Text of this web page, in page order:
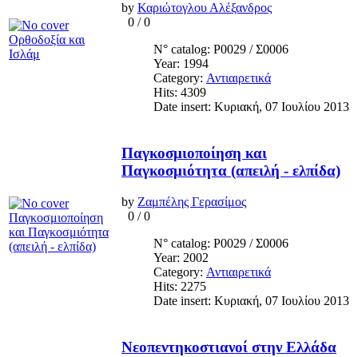
by Καριώτογλου Αλέξανδρος
0 /0
N° catalog: Ρ0029 / Σ0006
Year: 1994
Category: Αντιαιρετικά
Hits: 4309
Date insert: Κυριακή, 07 Ιουλίου 2013
Παγκοσμιοποίηση και
Παγκοσμιότητα (απειλή - ελπίδα)
by Ζαμπέλης Γερασίμος
0 /0
N° catalog: Ρ0029 / Σ0006
Year: 2002
Category: Αντιαιρετικά
Hits: 2275
Date insert: Κυριακή, 07 Ιουλίου 2013
Νεοπεντηκοστιανοί στην Ελλάδα